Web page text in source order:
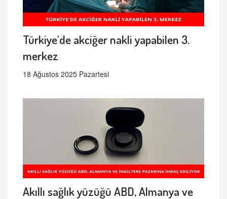
Türkiye'de akciğer nakli yapabilen 3.
merkez
18 Ağustos 2025 Pazartesi
Akıllı sağlık yüzüğü ABD, Almanya ve